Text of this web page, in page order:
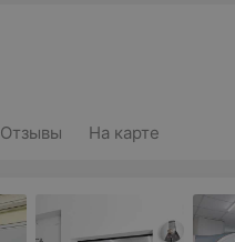
Отзывы На карте